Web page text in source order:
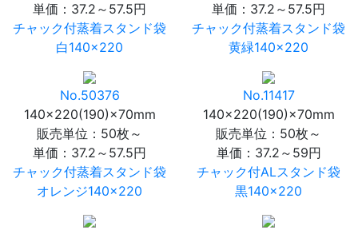
単価： 37.2～57.5円
チャック付蒸着スタンド袋
白140×220
単価： 37.2～57.5円
チャック付蒸着スタンド袋
黄緑140×220
No.50376
140×220(190)×70mm
販売単位：50枚～
単価： 37.2～57.5円
チャック付蒸着スタンド袋
オレンジ140×220
No.11417
140×220(190)×70mm
販売単位：50枚～
単価： 37.2～59円
チャック付ALスタンド袋
黒140×220